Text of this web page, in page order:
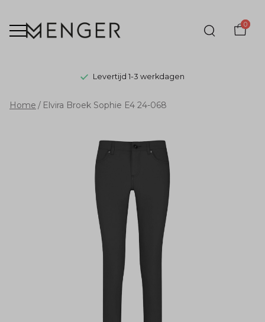
0
Levertijd 1-3 werkdagen
Elvira
Sophie
Home Elvira Broek Sophie E4 24-068